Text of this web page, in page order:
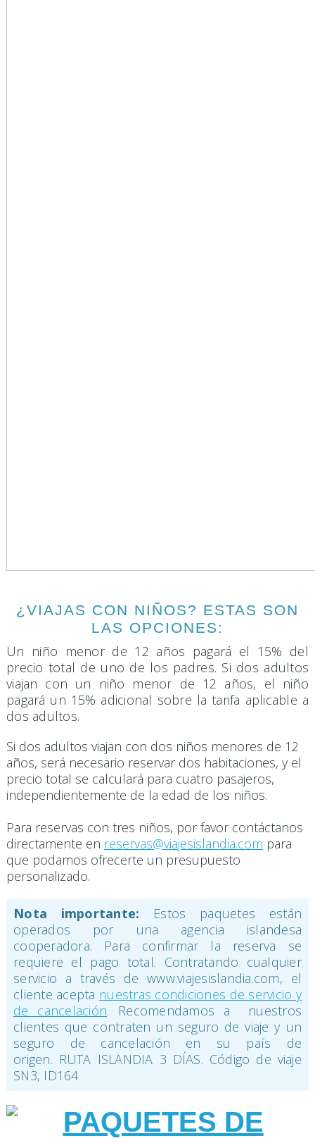
¿VIAJAS CON NIÑOS? ESTAS SON
LAS OPCIONES:
Un niño menor de 12 años pagará el 15% del
precio total de uno de los padres. Si dos adultos
viajan con un niño menor de 12 años, el niño
pagará un 15% adicional sobre la tarifa aplicable a
dos adultos.
Si dos adultos viajan con dos niños menores de 12
años, será necesario reservar dos habitaciones, y el
precio total se calculará para cuatro pasajeros,
independientemente de la edad de los niños.
Para reservas con tres niños, por favor contáctanos
directamente en reservas@viajesislandia.com para
que podamos ofrecerte un presupuesto
personalizado.
Nota importante: Estos paquetes están
operados por una agencia islandesa
cooperadora. Para confirmar la reserva se
requiere el pago total. Contratando cualquier
servicio a través de www.viajesislandia.com, el
cliente acepta nuestras condiciones de servicio y
de cancelación. Recomendamos a nuestros
clientes que contraten un seguro de viaje y un
seguro de cancelación en su país de
origen. RUTA ISLANDIA 3 DÍAS. Código de viaje
SN3, ID164